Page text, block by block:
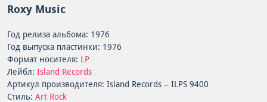
Roxy Music
Год релиза альбома: 1976
Год выпуска пластинки: 1976
Формат носителя: LP
Лейбл: Island Records
Артикул производителя: Island Records – ILPS 9400
Стиль: Art Rock